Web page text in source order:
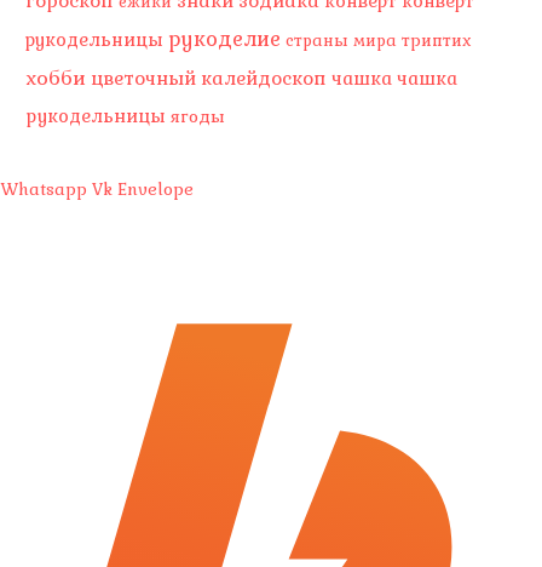
рукодельницы рукоделие страны мира триптих
хобби цветочный калейдоскоп чашка чашка
рукодельницы ягоды
Whatsapp Vk Envelope